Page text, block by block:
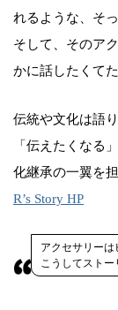
れるような、そ
そして、そのア
かに話したくて
伝統や文化は語
「伝えたくなる
化継承の一翼を
R’s Story HP
アクセサリーは
こうしてストー